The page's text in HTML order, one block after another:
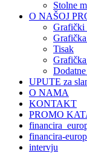
Stolne
O NAŠOJ
Grafički
Tisak
UPUTE za
O NAMA
KONTAKT
PROMO
financira-
intervju